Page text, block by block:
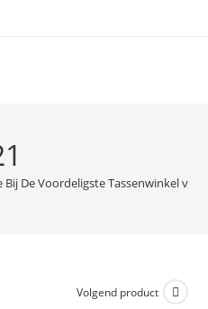
De Voordeligste Tassenwinkel van
Volgend product